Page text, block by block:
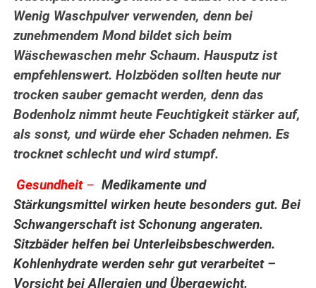
Wenig Waschpulver verwenden, denn bei
zunehmendem Mond bildet sich beim
Wäschewaschen mehr Schaum. Hausputz ist
empfehlenswert. Holzböden sollten heute nur
trocken sauber gemacht werden, denn das
Bodenholz nimmt heute Feuchtigkeit stärker auf,
als sonst, und würde eher Schaden nehmen. Es
trocknet schlecht und wird stumpf.
Gesundheit – Medikamente und
Stärkungsmittel wirken heute besonders gut. Bei
Schwangerschaft ist Schonung angeraten.
Sitzbäder helfen bei Unterleibsbeschwerden.
Kohlenhydrate werden sehr gut verarbeitet –
Vorsicht bei Allergien und Übergewicht.